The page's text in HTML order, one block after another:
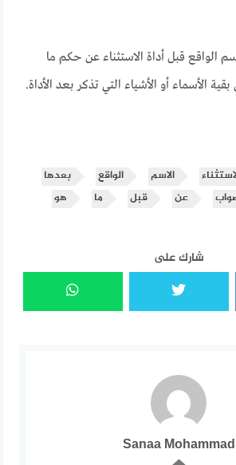
الواقع قبل أداة الاستثناء عن حكم ما
الأسماء أو الأشياء التي تذكر بعد الأداة.
الاسم الواقع
بعدها
عن قبل ما هو
شارك على
Sanaa Mohammad